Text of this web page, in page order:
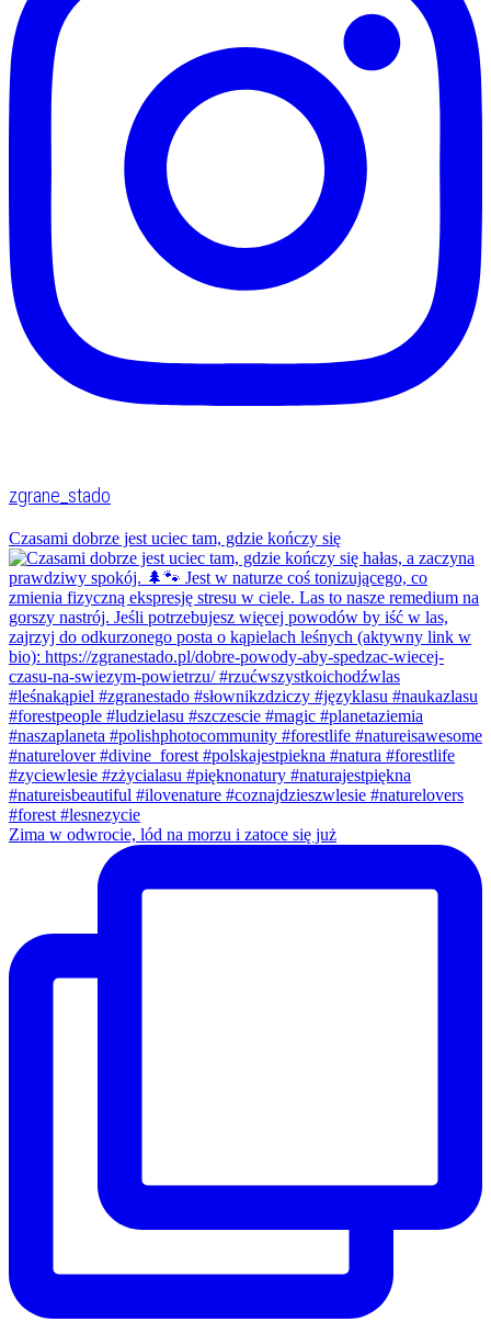
zgrane_stado
Czasami dobrze jest uciec tam, gdzie kończy się
Zima w odwrocie, lód na morzu i zatoce się już